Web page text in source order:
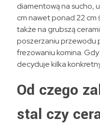
diamentową na sucho,
cm nawet ponad 22 cm
także na grubszą
poszerzaniu przewodu
frezowaniu komina.
decyduje kilka
Od czego
stal czy